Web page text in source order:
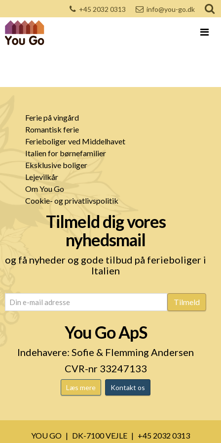
+45 2032 0313 info@you-go.dk
Ferie på vingård
Romantisk ferie
Ferieboliger ved Middelhavet
Italien for børnefamilier
Eksklusive boliger
Lejevilkår
Om You Go
Cookie- og privatlivspolitik
Tilmeld dig vores
nyhedsmail
og få nyheder og gode tilbud på ferieboliger i
Italien
email (Påkrævet) Tilmeld
You Go ApS
Indehavere: Sofie & Flemming Andersen
CVR-nr 33247133
Læs mere Kontakt os
YOU GO DK-7100 VEJLE
+45 2032 0313